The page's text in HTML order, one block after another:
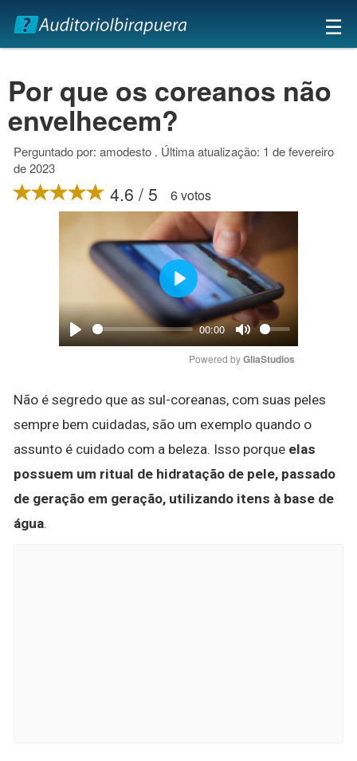
×
☰
Por que os coreanos não
envelhecem?
Perguntado por: amodesto . Última atualização: 1 de fevereiro
de 2023
4.6 / 5 6 votos
Play
00:00
Mute
Play
Powered by GliaStudios
Não é segredo que as sul-coreanas, com suas peles
sempre bem cuidadas, são um exemplo quando o
assunto é cuidado com a beleza. Isso porque elas
possuem um ritual de hidratação de pele, passado
de geração em geração, utilizando itens à base de
água.